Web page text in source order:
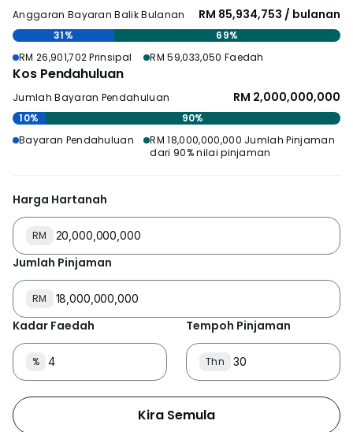
Anggaran Bayaran Balik Bulanan RM 85,934,753 / bulanan
31%
69%
RM 26,901,702 Prinsipal
RM 59,033,050 Faedah
Kos Pendahuluan
Jumlah Bayaran Pendahuluan RM 2,000,000,000
10%
90%
Bayaran Pendahuluan
RM 18,000,000,000 Jumlah Pinjaman
dari 90% nilai pinjaman
Harga Hartanah
RM
Jumlah Pinjaman
RM
Kadar Faedah
%
Tempoh Pinjaman
Thn
Kira Semula